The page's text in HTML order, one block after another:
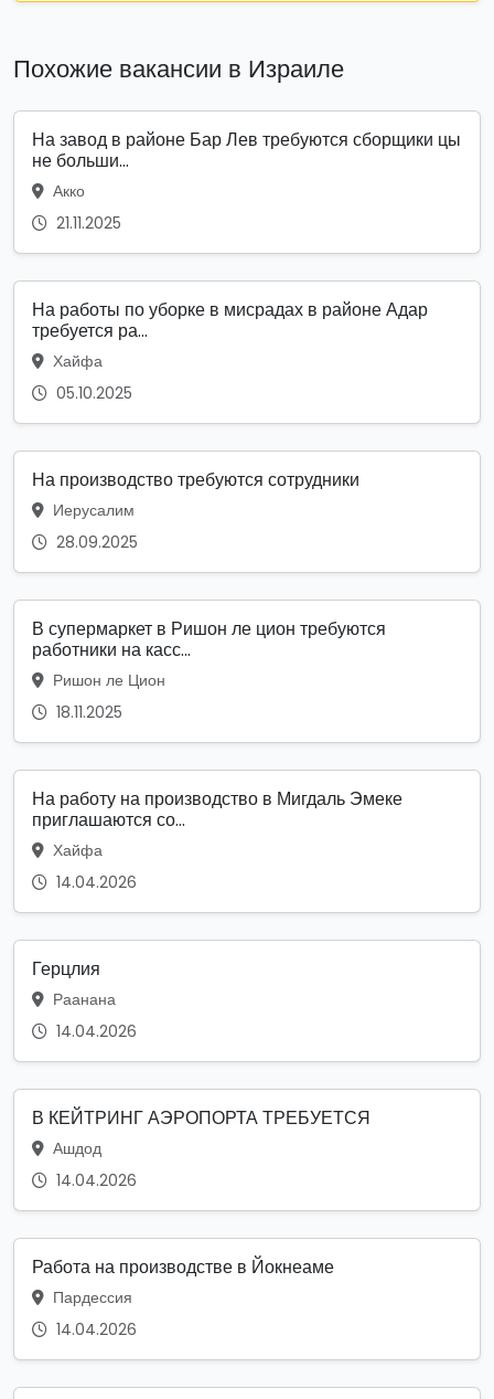
Похожие вакансии в Израиле
На завод в районе Бар Лев требуются сборщики цы
не больши...
Акко
21.11.2025
На работы по уборке в мисрадах в районе Адар
требуется ра...
Хайфа
05.10.2025
На производство требуются сотрудники
Иерусалим
28.09.2025
В супермаркет в Ришон ле цион требуются
работники на касс...
Ришон ле Цион
18.11.2025
На работу на производство в Мигдаль Эмеке
приглашаются со...
Хайфа
14.04.2026
Герцлия
Раанана
14.04.2026
В КЕЙТРИНГ АЭРОПОРТА ТРЕБУЕТСЯ
Ашдод
14.04.2026
Работа на производстве в Йокнеаме
Пардессия
14.04.2026